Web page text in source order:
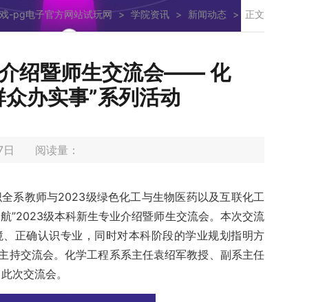
-pg电子官方网站试玩网 > 学院资讯 > 新闻动态 > 正文
绍暨师生交流会—— 化
办实事”系列活动
日 阅读量：
系教师与2023级绿色化工与生物医药以及互联化工
”2023级本科新生专业介绍暨师生交流会。本次交流
正确认识专业，同时对本科阶段的学业规划指明方
持交流会。化学工程系系主任袁绍军教授、副系主任
次交流会。